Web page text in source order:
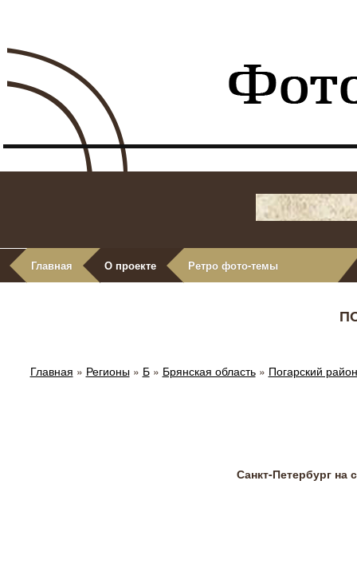
Главная О проекте Ретро фото-темы
Главная » Регионы» Б» Брянская область» Погарский район
Санкт-Петербург на